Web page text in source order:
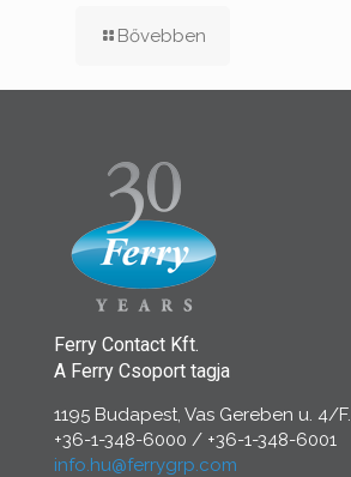
Bővebben
Ferry Contact Kft.
A Ferry Csoport tagja
1195 Budapest, Vas Gereben u. 4/F.
+36-1-348-6000 / +36-1-348-6001
info.hu@ferrygrp.com